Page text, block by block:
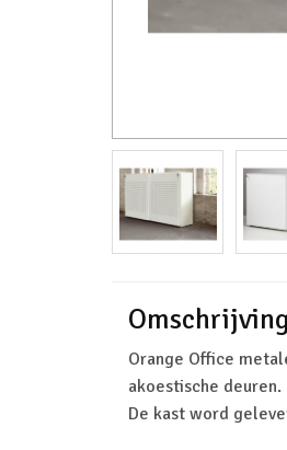
Orange Office
akoestische deuren.
De kast word